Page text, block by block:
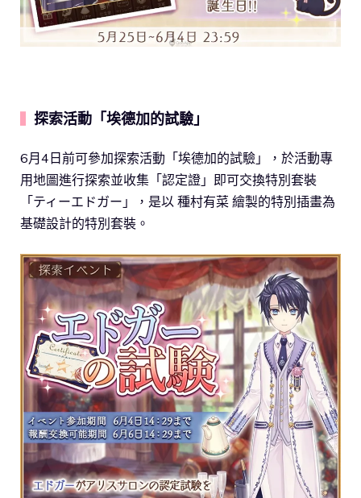
探索活動「埃德加的試驗」
6月4日前可參加探索活動「埃德加的試驗」，於活動專
用地圖進行探索並收集「認定證」即可交換特別套裝
「ティーエドガー」，是以 種村有菜 繪製的特別插畫為
基礎設計的特別套裝。